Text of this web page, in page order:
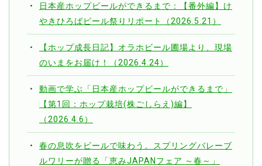
日本産ホップビールができるまで：【番外編】け
やきひろばビール祭りリポート（2026.5.21）
【ホップ成長日記】オラホビール圃場より、現場
のいまをお届け！（2026.4.24）
動画で学ぶ「日本産ホップビールができるまで」
【第1回：ホップ栽培(株ごしらえ)編】
（2026.4.6）
春の息吹をビールで味わう。スプリングバレーブ
ルワリーが贈る「恵みJAPANフェア ～春～」